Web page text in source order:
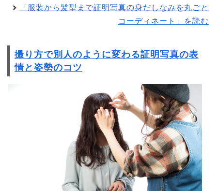
「服装から髪型まで証明写真の身だしなみを丸ごと
コーディネート」を読む
撮り方で別人のように変わる証明写真の表
情と姿勢のコツ